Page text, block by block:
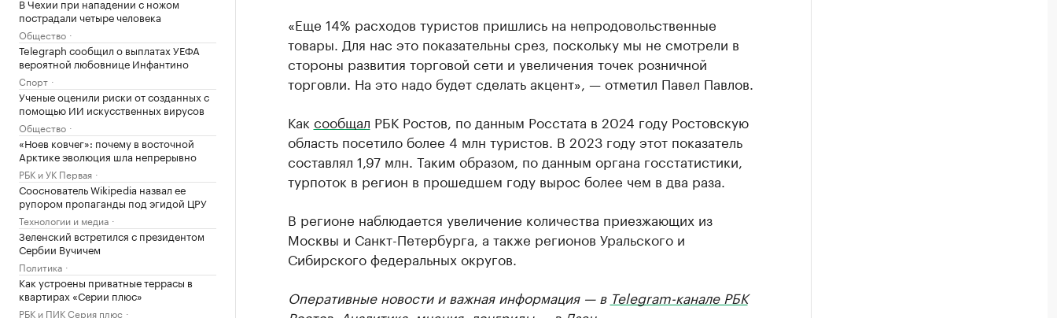
В Чехии при нападении с ножом
пострадали четыре человека
Общество
Telegraph сообщил о выплатах УЕФА
вероятной любовнице Инфантино
Спорт
Ученые оценили риски от созданных с
помощью ИИ искусственных вирусов
Общество
«Ноев ковчег»: почему в восточной
Арктике эволюция шла непрерывно
РБК и УК Первая
Сооснователь Wikipedia назвал ее
рупором пропаганды под эгидой ЦРУ
Технологии и медиа
Зеленский встретился с президентом
Сербии Вучичем
Политика
Как устроены приватные террасы в
квартирах «Серии плюс»
РБК и ПИК Серия плюс
«Еще 14% расходов туристов пришлись на непродовольственные
товары. Для нас это показательны срез, поскольку мы не смотрели в
стороны развития торговой сети и увеличения точек розничной
торговли. На это надо будет сделать акцент», — отметил Павел Павлов.
Как сообщал РБК Ростов, по данным Росстата в 2024 году Ростовскую
область посетило более 4 млн туристов. В 2023 году этот показатель
составлял 1,97 млн. Таким образом, по данным органа госстатистики,
турпоток в регион в прошедшем году вырос более чем в два раза.
В регионе наблюдается увеличение количества приезжающих из
Москвы и Санкт-Петербурга, а также регионов Уральского и
Сибирского федеральных округов.
Оперативные новости и важная информация — в Telegram-канале РБК